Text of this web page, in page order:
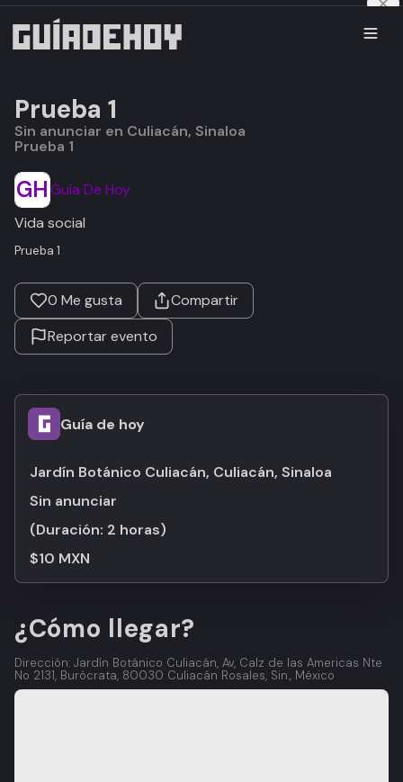
Prueba 1
Sin anunciar en Culiacán, Sinaloa
Prueba 1
GHGuía De Hoy
Vida social
Prueba 1
0 Me gusta
Compartir
Reportar evento
Guía de hoy
Jardín Botánico Culiacán, Culiacán, Sinaloa
Sin anunciar
(Duración: 2 horas)
$10 MXN
¿Cómo llegar?
Dirección: Jardín Botánico Culiacán, Av, Calz de las Americas Nte
No 2131, Burócrata, 80030 Culiacán Rosales, Sin., México